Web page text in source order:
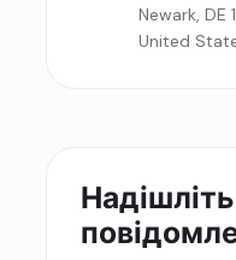
Newark, DE
United